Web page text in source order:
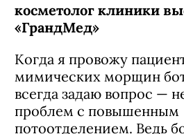
косметолог клиники
«ГрандМед»
Когда я провожу
мимических морщин
всегда задаю вопрос —
проблем с повышенным
потоотделением. Ведь